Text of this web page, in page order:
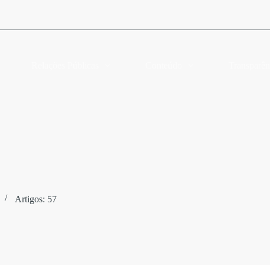
Artigos: 57